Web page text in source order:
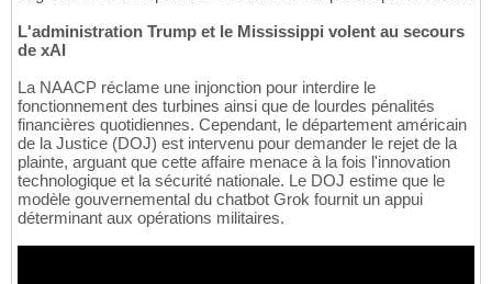
L'administration Trump et le Mississippi volent au secours
de xAI
La NAACP réclame une injonction pour interdire le
fonctionnement des turbines ainsi que de lourdes pénalités
financières quotidiennes. Cependant, le département américain
de la Justice (DOJ) est intervenu pour demander le rejet de la
plainte, arguant que cette affaire menace à la fois l'innovation
technologique et la sécurité nationale. Le DOJ estime que le
modèle gouvernemental du chatbot Grok fournit un appui
déterminant aux opérations militaires.